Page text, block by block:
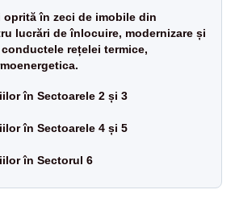
oprită în zeci de imobile din
lucrări de înlocuire, modernizare și
rețelei termice,
în Sectoarele 2 și 3
în Sectoarele 4 și 5
în Sectorul 6